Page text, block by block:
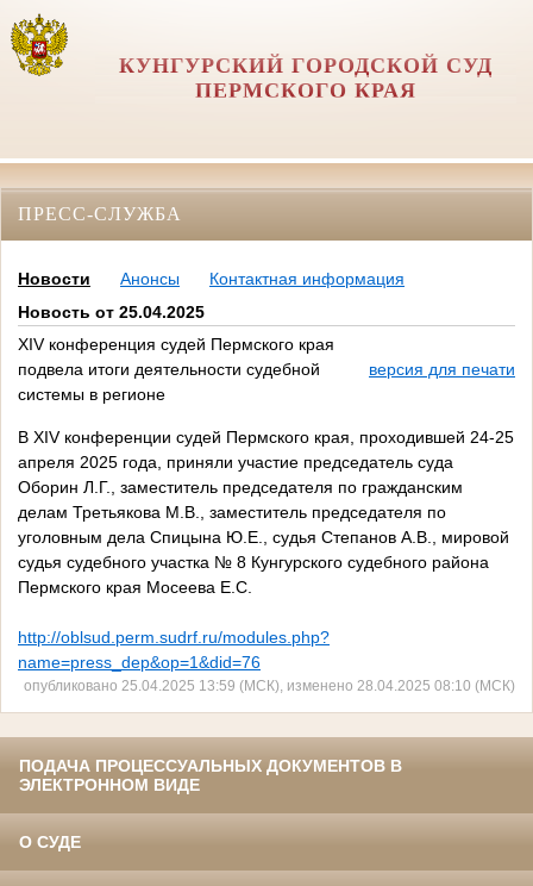
КУНГУРСКИЙ ГОРОДСКОЙ СУД
ПЕРМСКОГО КРАЯ
ПРЕСС-СЛУЖБА
Новости Анонсы
Контактная информация
Новость от 25.04.2025
ХIV конференция судей Пермского края
подвела итоги деятельности судебной
системы в регионе
версия для печати
В XIV конференции судей Пермского края, проходившей 24-25
апреля 2025 года, приняли участие председатель суда
Оборин Л.Г., заместитель председателя по гражданским
делам Третьякова М.В., заместитель председателя по
уголовным дела Спицына Ю.Е., судья Степанов А.В., мировой
судья судебного участка № 8 Кунгурского судебного района
Пермского края Мосеева Е.С.
http://oblsud.perm.sudrf.ru/modules.php?
name=press_dep&op=1&did=76
опубликовано 25.04.2025 13:59 (МСК), изменено 28.04.2025 08:10 (МСК)
ПОДАЧА ПРОЦЕССУАЛЬНЫХ ДОКУМЕНТОВ В
ЭЛЕКТРОННОМ ВИДЕ
О СУДЕ